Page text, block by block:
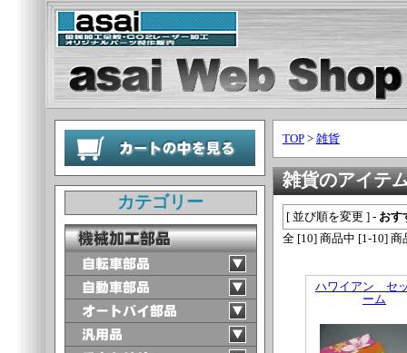
カテゴリー
TOP > 雑貨
雑貨のアイテ
[ 並び順を変更 ] - おす
全 [10] 商品中 [1-10]
ハワイアン セ
ーム